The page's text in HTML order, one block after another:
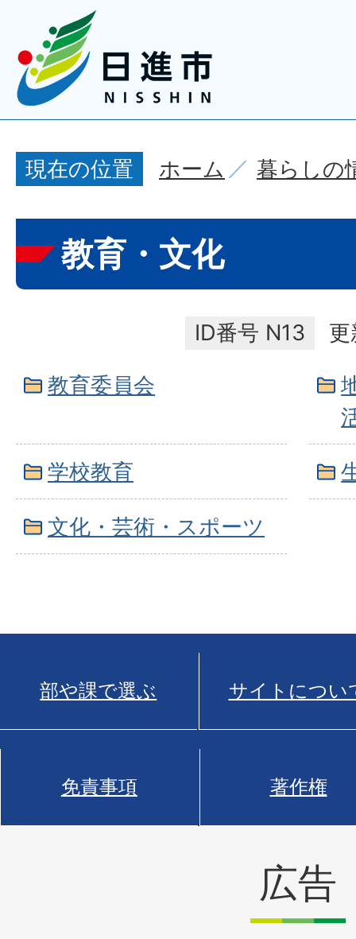
現在の位置 ホーム 暮らしの
教育・文化
ID番号 N13
教育委員会
学校教育
文化・芸術・スポーツ
部や課で選ぶ サイトについ
免責事項 著作権
広告